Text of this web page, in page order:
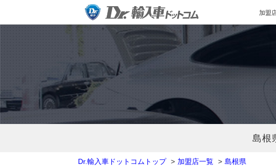
加盟
島根
Dr.輸入車ドットコムトップ 加盟店一覧 島根県